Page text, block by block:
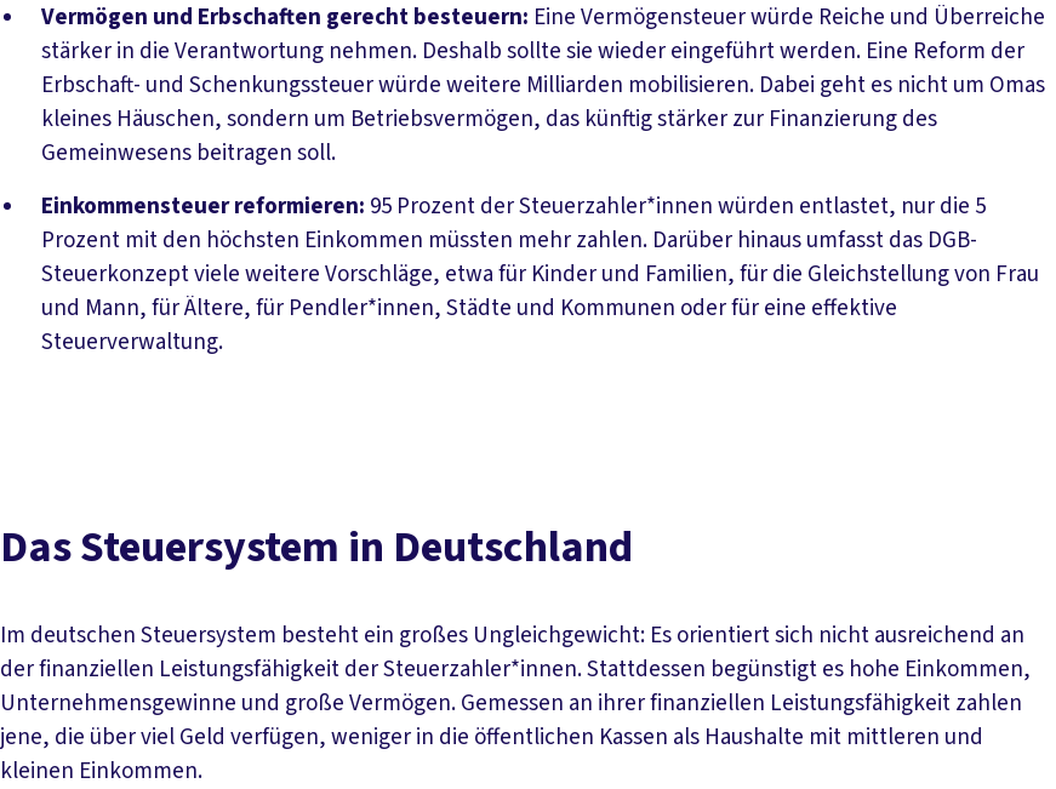
Vermögen und Erbschaften gerecht besteuern: Eine Vermögensteuer würde Reiche und Überreiche
stärker in die Verantwortung nehmen. Deshalb sollte sie wieder eingeführt werden. Eine Reform der
Erbschaft- und Schenkungssteuer würde weitere Milliarden mobilisieren. Dabei geht es nicht um Omas
kleines Häuschen, sondern um Betriebsvermögen, das künftig stärker zur Finanzierung des
Gemeinwesens beitragen soll.
Einkommensteuer reformieren: 95 Prozent der Steuerzahler*innen würden entlastet, nur die 5
Prozent mit den höchsten Einkommen müssten mehr zahlen. Darüber hinaus umfasst das DGB-
Steuerkonzept viele weitere Vorschläge, etwa für Kinder und Familien, für die Gleichstellung von Frau
und Mann, für Ältere, für Pendler*innen, Städte und Kommunen oder für eine effektive
Steuerverwaltung.
Das Steuersystem in Deutschland
Im deutschen Steuersystem besteht ein großes Ungleichgewicht: Es orientiert sich nicht ausreichend an
der finanziellen Leistungsfähigkeit der Steuerzahler*innen. Stattdessen begünstigt es hohe Einkommen,
Unternehmensgewinne und große Vermögen. Gemessen an ihrer finanziellen Leistungsfähigkeit zahlen
jene, die über viel Geld verfügen, weniger in die öffentlichen Kassen als Haushalte mit mittleren und
kleinen Einkommen.